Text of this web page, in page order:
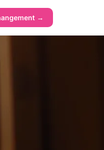
→